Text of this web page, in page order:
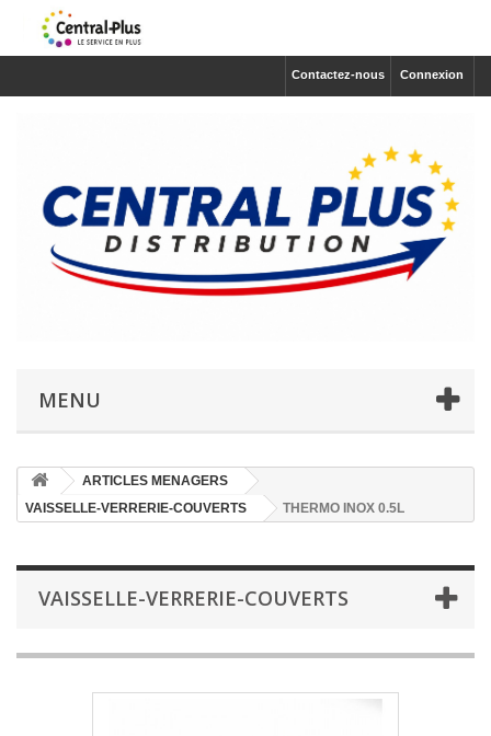
Connexion
Contactez-nous
MENU
ARTICLES MENAGERS
VAISSELLE-VERRERIE-COUVERTS
THERMO INOX 0.5L
VAISSELLE-VERRERIE-COUVERTS